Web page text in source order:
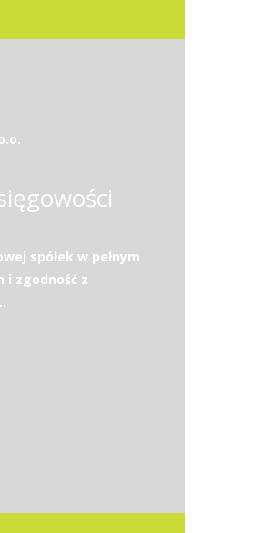
spółek w pełnym
i zgodność z